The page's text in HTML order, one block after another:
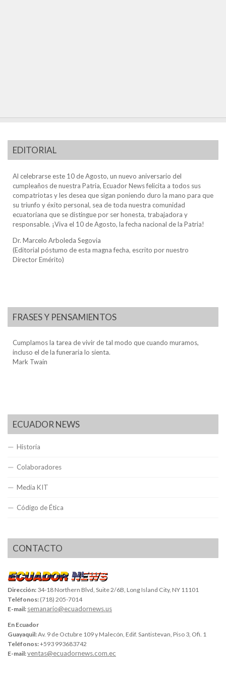
EDITORIAL
Al celebrarse este 10 de Agosto, un nuevo aniversario del
cumpleaños de nuestra Patria, Ecuador News felicita a todos sus
compatriotas y les desea que sigan poniendo duro la mano para que
su triunfo y éxito personal, sea de toda nuestra comunidad
ecuatoriana que se distingue por ser honesta, trabajadora y
responsable. ¡Viva el 10 de Agosto, la fecha nacional de la Patria!
Dr. Marcelo Arboleda Segovia
(Editorial póstumo de esta magna fecha, escrito por nuestro
Director Emérito)
FRASES Y PENSAMIENTOS
Cumplamos la tarea de vivir de tal modo que cuando muramos,
incluso el de la funeraria lo sienta.
Mark Twain
ECUADOR NEWS
Historia
Colaboradores
Media KIT
Código de Ética
CONTACTO
Dirección: 34-18 Northern Blvd, Suite 2/6B, Long Island City, NY 11101
Teléfonos: (718) 205-7014
E-mail: semanario@ecuadornews.us
En Ecuador
Guayaquil:Av. 9 de Octubre 109 y Malecón, Edif. Santistevan, Piso 3, Ofi. 1
Teléfonos:+593 993683742
E-mail:ventas@ecuadornews.com.ec